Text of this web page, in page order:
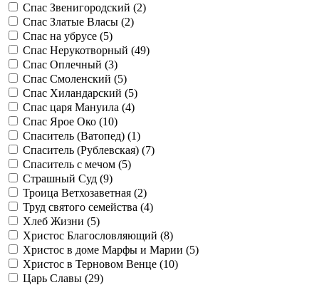
Спас Звенигородский (2)
Спас Златые Власы (2)
Спас на убрусе (5)
Спас Нерукотворный (49)
Спас Оплечный (3)
Спас Смоленский (5)
Спас Хиландарский (5)
Спас царя Мануила (4)
Спас Ярое Око (10)
Спаситель (Ватопед) (1)
Спаситель (Рублевская) (7)
Спаситель с мечом (5)
Страшный Суд (9)
Троица Ветхозаветная (2)
Труд святого семейства (4)
Хлеб Жизни (5)
Христос Благословляющий (8)
Христос в доме Марфы и Марии (5)
Христос в Терновом Венце (10)
Царь Славы (29)